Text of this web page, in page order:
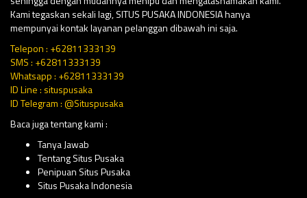
Kami tegaskan sekali lagi, SITUS PUSAKA INDONESIA hanya
mempunyai kontak layanan pelanggan dibawah ini saja.
Telepon : +62811333139
SMS : +62811333139
Whatsapp : +62811333139
ID Line : situspusaka
ID Telegram : @Situspusaka
Baca juga tentang kami :
Tanya Jawab
Tentang Situs Pusaka
Penipuan Situs Pusaka
Situs Pusaka Indonesia